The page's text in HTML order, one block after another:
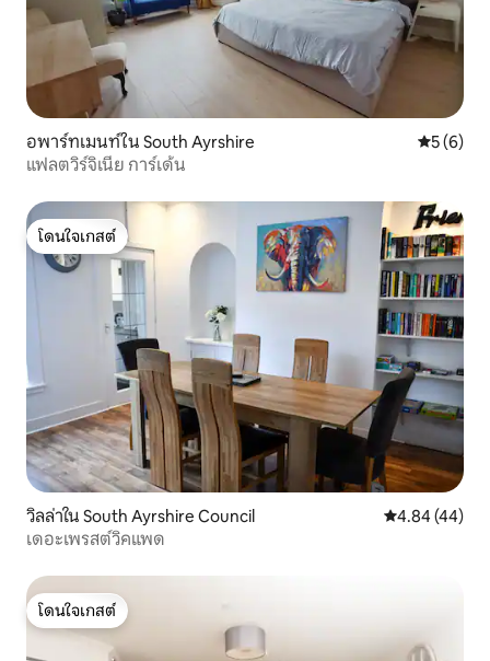
อพาร์ทเมนท์ใน South Ayrshire คะแนนเฉ
5 (6)
แฟลตวิร์จิเนีย การ์เด้น
โดนใจเกสต์
โดนใจเกสต์
วิลล่าใน South Ayrshire Council คะแนนเฉลี่ย
4.84 (44)
เดอะเพรสต์วิคแพด
โดนใจเกสต์
โดนใจเกสต์